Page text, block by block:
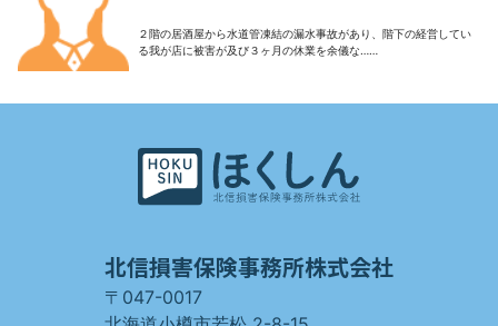
２階の居酒屋から水道管凍結の漏水事故があり、階下の経営してい
る我が店に被害が及び３ヶ月の休業を余儀な……
北信損害保険事務所株式会社
〒047-0017